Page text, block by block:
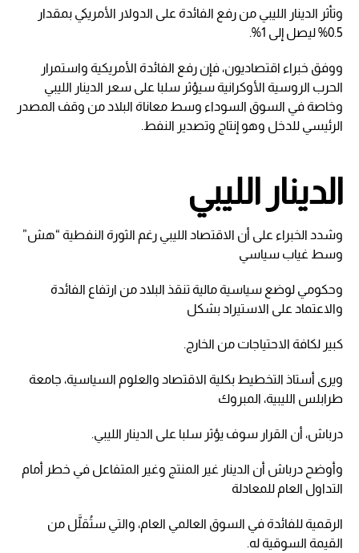
وتأثر الدينار الليبي من رفع الفائدة على الدولار الأمريكي بمقدار
0.5% ليصل إلى 1%.
ووفق خبراء اقتصاديون، فإن رفع الفائدة الأمريكية واستمرار
الحرب الروسية الأوكرانية سيؤثر سلبا على سعر الدينار الليبي
وخاصة في السوق السوداء وسط معاناة البلاد من وقف المصدر
الرئيسي للدخل وهو إنتاج وتصدير النفط.
الدينار الليبي
وشدد الخبراء على أن الاقتصاد الليبي رغم الثورة النفطية “هش”
وسط غياب سياسي
وحكومي لوضع سياسية مالية تنقذ البلاد من ارتفاع الفائدة
والاعتماد على الاستيراد بشكل
كبير لكافة الاحتياجات من الخارج.
ويرى أستاذ التخطيط بكلية الاقتصاد والعلوم السياسية، جامعة
طرابلس الليبية، المبروك
درباش، أن القرار سوف يؤثر سلبا على الدينار الليبي.
وأوضح درباش أن الدينار غير المنتج وغير المتفاعل في خطر أمام
التداول العام للمعادلة
الرقمية للفائدة في السوق العالمي العام، والتي ستُقلَّل من
القيمة السوقية له.